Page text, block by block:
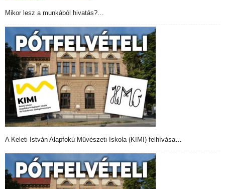
Mikor lesz a munkából hivatás?…
A Keleti István Alapfokú Művészeti Iskola (KIMI) felhívása…